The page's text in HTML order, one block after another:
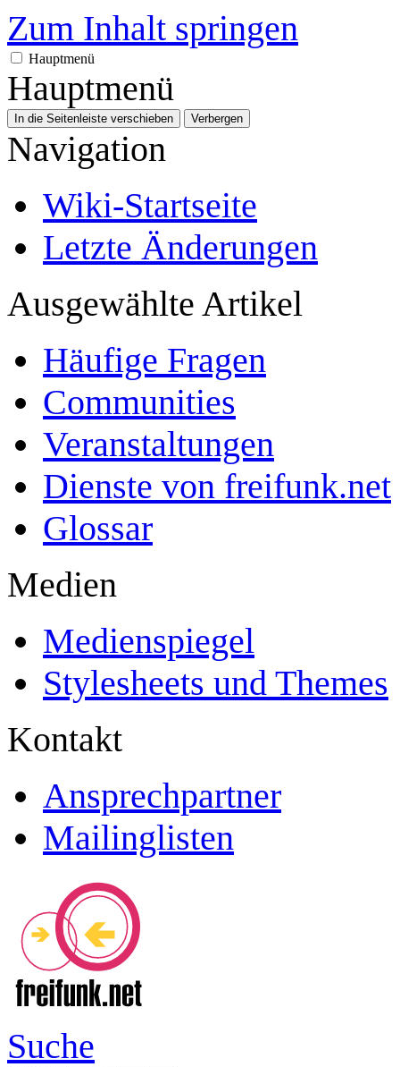
Zum Inhalt springen
Hauptmenü
Hauptmenü
In die Seitenleiste verschieben Verbergen
Navigation
Wiki-Startseite
Letzte Änderungen
Ausgewählte Artikel
Häufige Fragen
Communities
Veranstaltungen
Dienste von freifunk.net
Glossar
Medien
Medienspiegel
Stylesheets und Themes
Kontakt
Ansprechpartner
Mailinglisten
Suche